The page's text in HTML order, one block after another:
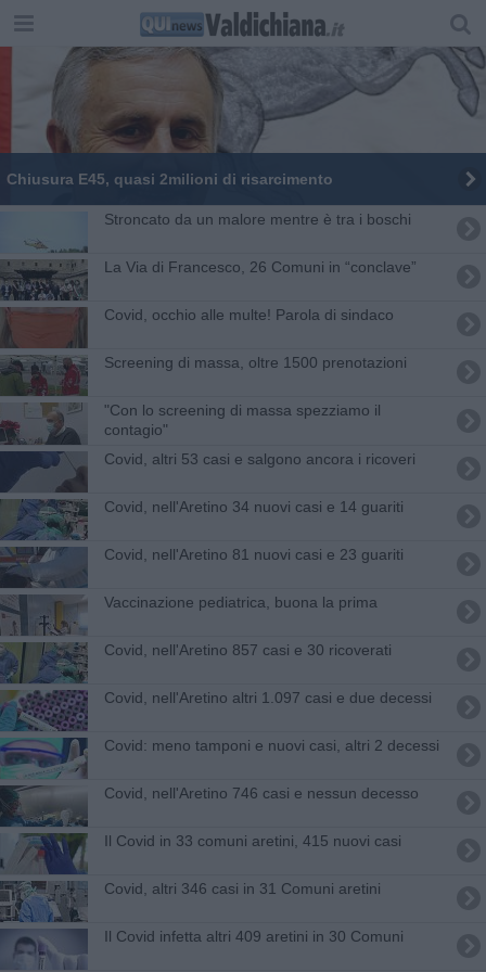
Chiusura E45, quasi 2milioni di risarcimento
Stroncato da un malore mentre è tra i boschi
​La Via di Francesco, 26 Comuni in “conclave”
​Covid, occhio alle multe! Parola di sindaco
Screening di massa, oltre 1500 prenotazioni
"Con lo screening di massa spezziamo il
contagio"
Covid, altri 53 casi e salgono ancora i ricoveri
Covid, nell'Aretino 34 nuovi casi e 14 guariti
Covid, nell'Aretino 81 nuovi casi e 23 guariti
Vaccinazione pediatrica, buona la prima
Covid, nell'Aretino 857 casi e 30 ricoverati
Covid, nell'Aretino altri 1.097 casi e due decessi
Covid: meno tamponi e nuovi casi, altri 2 decessi
Covid, nell'Aretino 746 casi e nessun decesso
Il Covid in 33 comuni aretini, 415 nuovi casi
Covid, altri 346 casi in 31 Comuni aretini
Il Covid infetta altri 409 aretini in 30 Comuni